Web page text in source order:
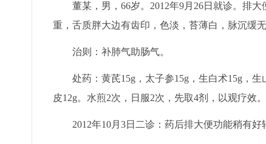
董某，男，66岁。2012年9月26日就诊。排大
重，舌质胖大边有齿印，色淡，苔薄白，脉沉缓无
治则：补肺气助肠气。
处药：黄芪15g，太子参15g，生白术15g，生
皮12g。水煎2次，日服2次，先取4剂，以观疗效。
2012年10月3日二诊：药后排大便功能稍有好